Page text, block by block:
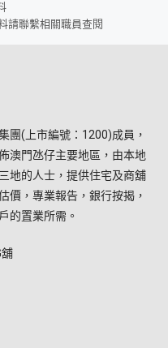
請聯繫相關職員查閱
團(上市編號：1200)成員，
澳門氹仔主要地區，由本地
地的人士，提供住宅及商舖
價，專業報告，銀行按揭，
的置業所需。